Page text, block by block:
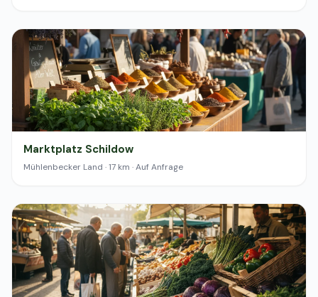
Marktplatz Schildow
Mühlenbecker Land · 17 km · Auf Anfrage